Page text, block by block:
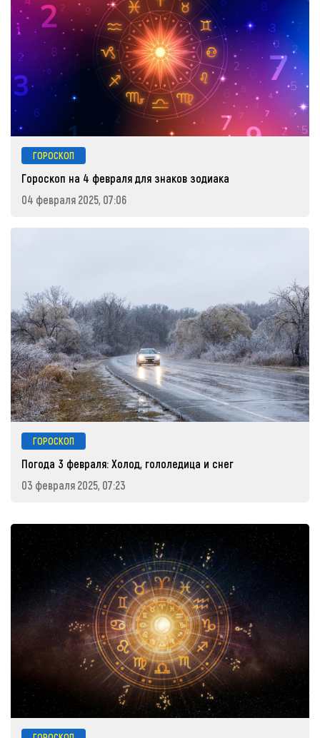
ГОРОСКОП
Гороскоп на 4 февраля для знаков зодиака
04 февраля 2025, 07:06
ГОРОСКОП
Погода 3 февраля: Холод, гололедица и снег
03 февраля 2025, 07:23